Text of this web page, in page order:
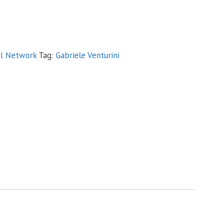
Network Tag: Gabriele Venturini